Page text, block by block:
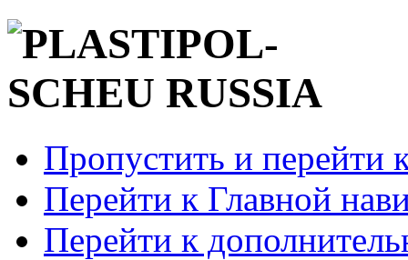
Пропустить и перейти
Перейти к Главной
Перейти к